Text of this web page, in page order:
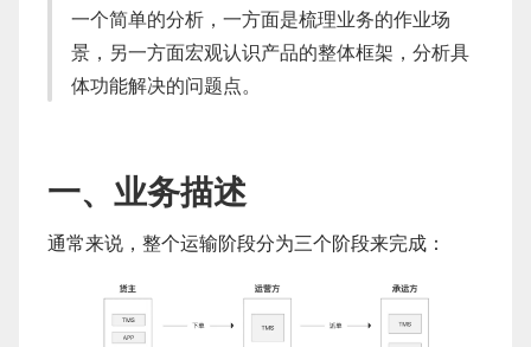
一个简单的分析，一方面是梳理业务的作业场
景，另一方面宏观认识产品的整体框架，分析具
体功能解决的问题点。
一、业务描述
通常来说，整个运输阶段分为三个阶段来完成：